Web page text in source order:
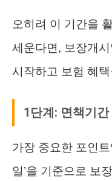
오히려 이 기간을
세운다면, 보장개
시작하고 보험 혜
1단계: 면책기간
가장 중요한 포인
일’을 기준으로 보